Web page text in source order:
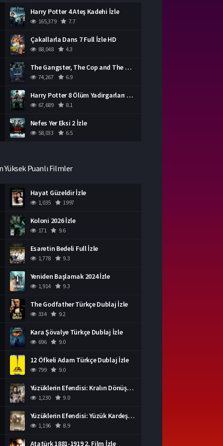
Harry Potter 4 Ateş Kadehi İzle
165,379 7.7
Çakallarla Dans 7 Full İzle HD
88,048 4.3
The Gangster, The Cop and The Devil Türkçe Dublaj İzle
74,267 6.9
Harry Potter 8 Ölüm Yadirgarları Bölüm 2 İzle
67,689 8.1
Nefes Yer Eksi 2 İzle
58,033 6.5
Yüksek Puanlı Filmler
Hayat Güzeldir İzle
1,035 1997
Koloni 2026 İzle
171 9.6
Esaretin Bedeli Full İzle
1,778 9.3
Yeniden Başlamak 2024 İzle
1,914 9.3
The Godfather Türkçe Dublaj İzle
334 9.2
Kara Şövalye Türkçe Dublaj İzle
696 9.0
12 Öfkeli Adam Türkçe Dublaj İzle
799 9.0
Yüzüklerin Efendisi: Kralın Dönüşü İzle
1,230 9.0
Yüzüklerin Efendisi: Yüzük Kardeşliği Türkçe Dublaj İzle
1,196 8.9
Atatürk 1881-1919 2. Film İzle